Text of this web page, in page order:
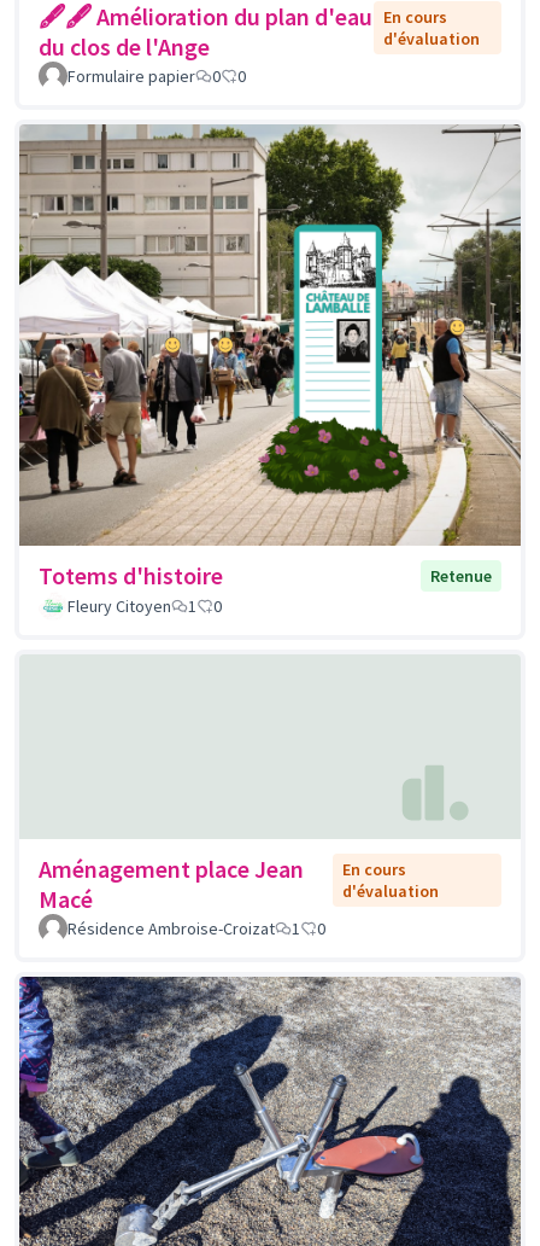
🖋🖋 Amélioration du plan d'eau
du clos de l'Ange
En cours
d'évaluation
Formulaire papier
0 0
Totems d'histoire
Retenue
Fleury Citoyen
1 0
Aménagement place Jean
Macé
En cours
d'évaluation
Résidence Ambroise-Croizat
1 0